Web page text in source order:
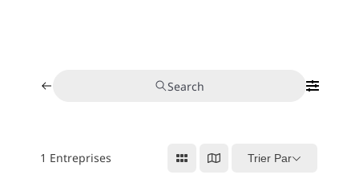
Search
1 Entreprises Trier Par